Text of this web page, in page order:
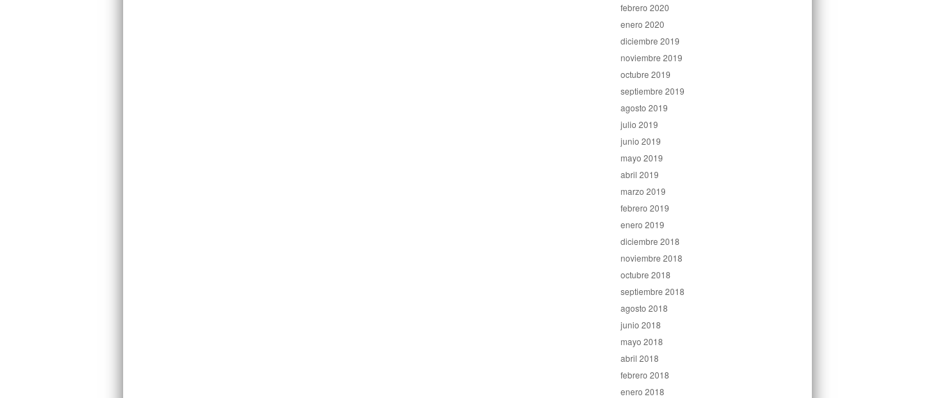
febrero 2020
enero 2020
diciembre 2019
noviembre 2019
octubre 2019
septiembre 2019
agosto 2019
julio 2019
junio 2019
mayo 2019
abril 2019
marzo 2019
febrero 2019
enero 2019
diciembre 2018
noviembre 2018
octubre 2018
septiembre 2018
agosto 2018
junio 2018
mayo 2018
abril 2018
febrero 2018
enero 2018